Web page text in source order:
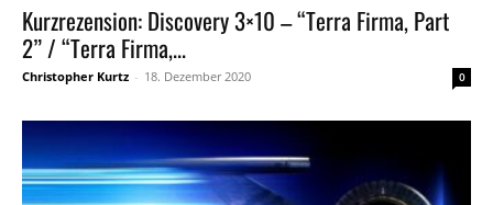
Kurzrezension: Discovery 3×10 – “Terra Firma, Part
2” / “Terra Firma,...
Christopher Kurtz - 18. Dezember 2020 0